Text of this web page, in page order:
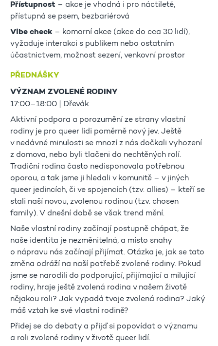
Přístupnost – akce je vhodná i pro náctileté,
přístupná se psem, bezbariérová
Vibe check – komorní akce (akce do cca 30 lidí),
vyžaduje interakci s publikem nebo ostatním
účastnictvem, možnost sezení, venkovní prostor
PŘEDNÁŠKY
VÝZNAM ZVOLENÉ RODINY
17:00–18:00 | Dřevák
Aktivní podpora a porozumění ze strany vlastní
rodiny je pro queer lidi poměrně nový jev. Ještě
v nedávné minulosti se mnozí z nás dočkali vyhození
z domova, nebo byli tlačeni do nechtěných rolí.
Tradiční rodina často nedisponovala potřebnou
oporou, a tak jsme ji hledali v komunitě – v jiných
queer jedincích, či ve spojencích (tzv. allies) – kteří se
stali naší novou, zvolenou rodinou (tzv. chosen
family). V dnešní době se však trend mění.
Naše vlastní rodiny začínají postupně chápat, že
naše identita je nezměnitelná, a místo snahy
o nápravu nás začínají přijímat. Otázka je, jak se tato
změna odráží na naší potřebě zvolené rodiny. Pokud
jsme se narodili do podporující, přijímající a milující
rodiny, hraje ještě zvolená rodina v našem životě
nějakou roli? Jak vypadá tvoje zvolená rodina? Jaký
máš vztah ke své vlastní rodině?
Přidej se do debaty a přijď si popovídat o významu
a roli zvolené rodiny v životě queer lidí.